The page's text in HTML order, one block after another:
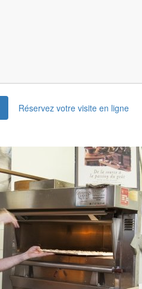
Réservez votre visite en ligne